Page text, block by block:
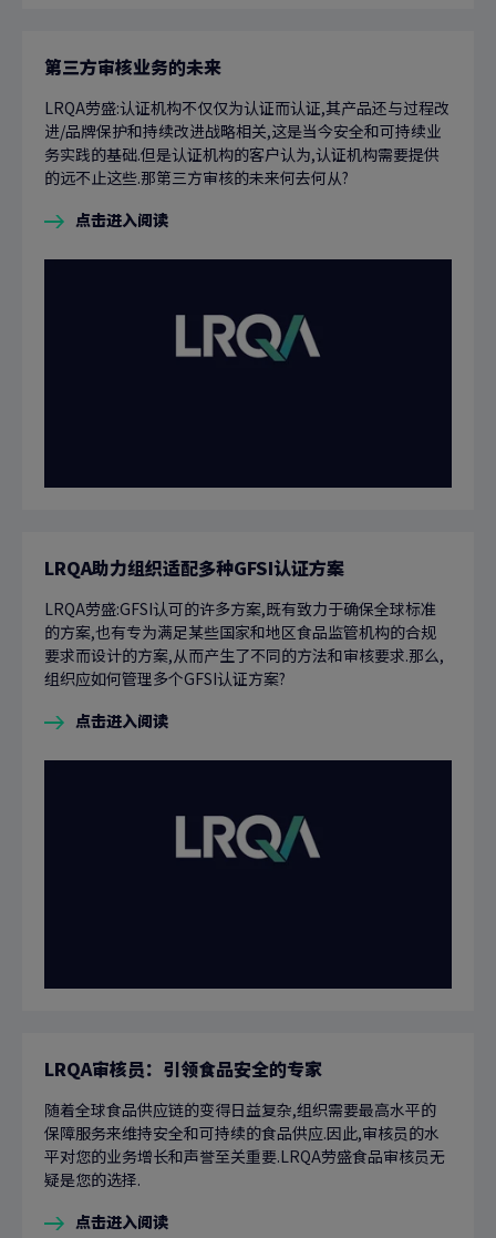
第三方审核业务的未来
LRQA劳盛:认证机构不仅仅为认证而认证,其产品还与过程改
进/品牌保护和持续改进战略相关,这是当今安全和可持续业
务实践的基础.但是认证机构的客户认为,认证机构需要提供
的远不止这些.那第三方审核的未来何去何从?
点击进入阅读
LRQA助力组织适配多种GFSI认证方案
LRQA劳盛:GFSI认可的许多方案,既有致力于确保全球标准
的方案,也有专为满足某些国家和地区食品监管机构的合规
要求而设计的方案,从而产生了不同的方法和审核要求.那么,
组织应如何管理多个GFSI认证方案?
点击进入阅读
LRQA审核员：引领食品安全的专家
随着全球食品供应链的变得日益复杂,组织需要最高水平的
保障服务来维持安全和可持续的食品供应.因此,审核员的水
平对您的业务增长和声誉至关重要.LRQA劳盛食品审核员无
疑是您的选择.
点击进入阅读